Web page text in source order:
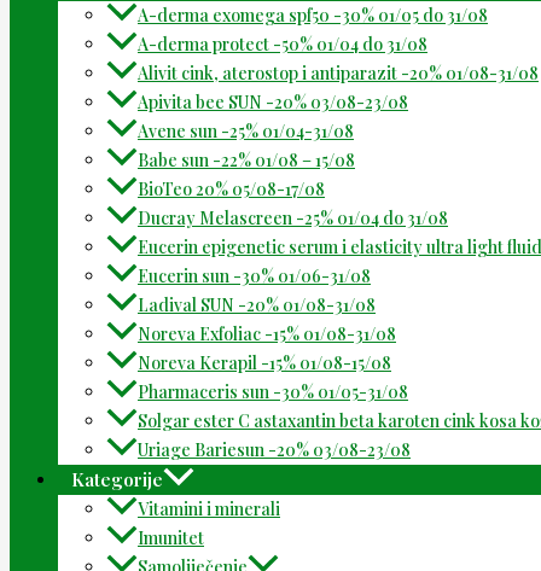
A-derma exomega spf50 -30% 01/05 do 31/08
A-derma protect -50% 01/04 do 31/08
Alivit cink, aterostop i antiparazit -20% 01/08-31/08
Apivita bee SUN -20% 03/08-23/08
Avene sun -25% 01/04-31/08
Babe sun -22% 01/08 – 15/08
BioTeo 20% 05/08-17/08
Ducray Melascreen -25% 01/04 do 31/08
Eucerin epigenetic serum i elasticity ultra light
Eucerin sun -30% 01/06-31/08
Ladival SUN -20% 01/08-31/08
Noreva Exfoliac -15% 01/08-31/08
Noreva Kerapil -15% 01/08-15/08
Pharmaceris sun -30% 01/05-31/08
Solgar ester C astaxantin beta karoten cink kosa
Uriage Bariesun -20% 03/08-23/08
Kategorije
Vitamini i minerali
Imunitet